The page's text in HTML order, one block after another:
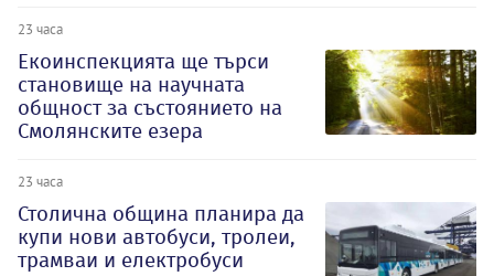
23 часа
Екоинспекцията ще търси
становище на научната
общност за състоянието на
Смолянските езера
23 часа
Столична община планира да
купи нови автобуси, тролеи,
трамваи и електробуси